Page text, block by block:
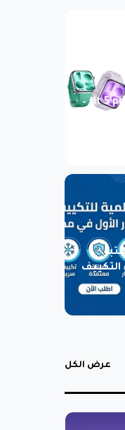
استكشف ساعة هواوي fit 5 pro –
التكييف
عرض الكل